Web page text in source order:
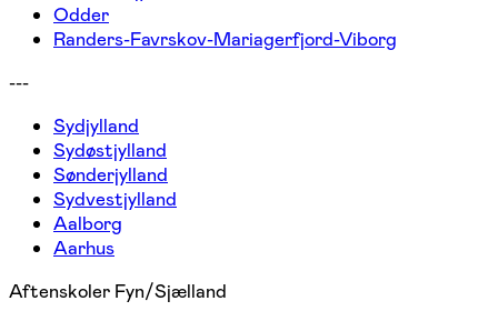
Odder
Randers-Favrskov-Mariagerfjord-Viborg
---
Sydjylland
Sydøstjylland
Sønderjylland
Sydvestjylland
Aalborg
Aarhus
Aftenskoler Fyn/Sjælland